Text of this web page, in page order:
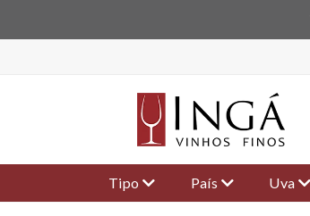
Tipo País Uva